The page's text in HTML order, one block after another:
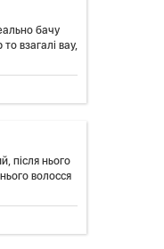
бачу
взагалі вау,
після нього
волосся